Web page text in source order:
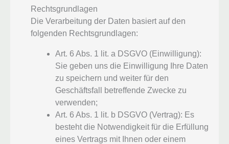
Rechtsgrundlagen
Die Verarbeitung der Daten basiert auf den
folgenden Rechtsgrundlagen:
Art. 6 Abs. 1 lit. a DSGVO (Einwilligung):
Sie geben uns die Einwilligung Ihre Daten
zu speichern und weiter für den
Geschäftsfall betreffende Zwecke zu
verwenden;
Art. 6 Abs. 1 lit. b DSGVO (Vertrag): Es
besteht die Notwendigkeit für die Erfüllung
eines Vertrags mit Ihnen oder einem